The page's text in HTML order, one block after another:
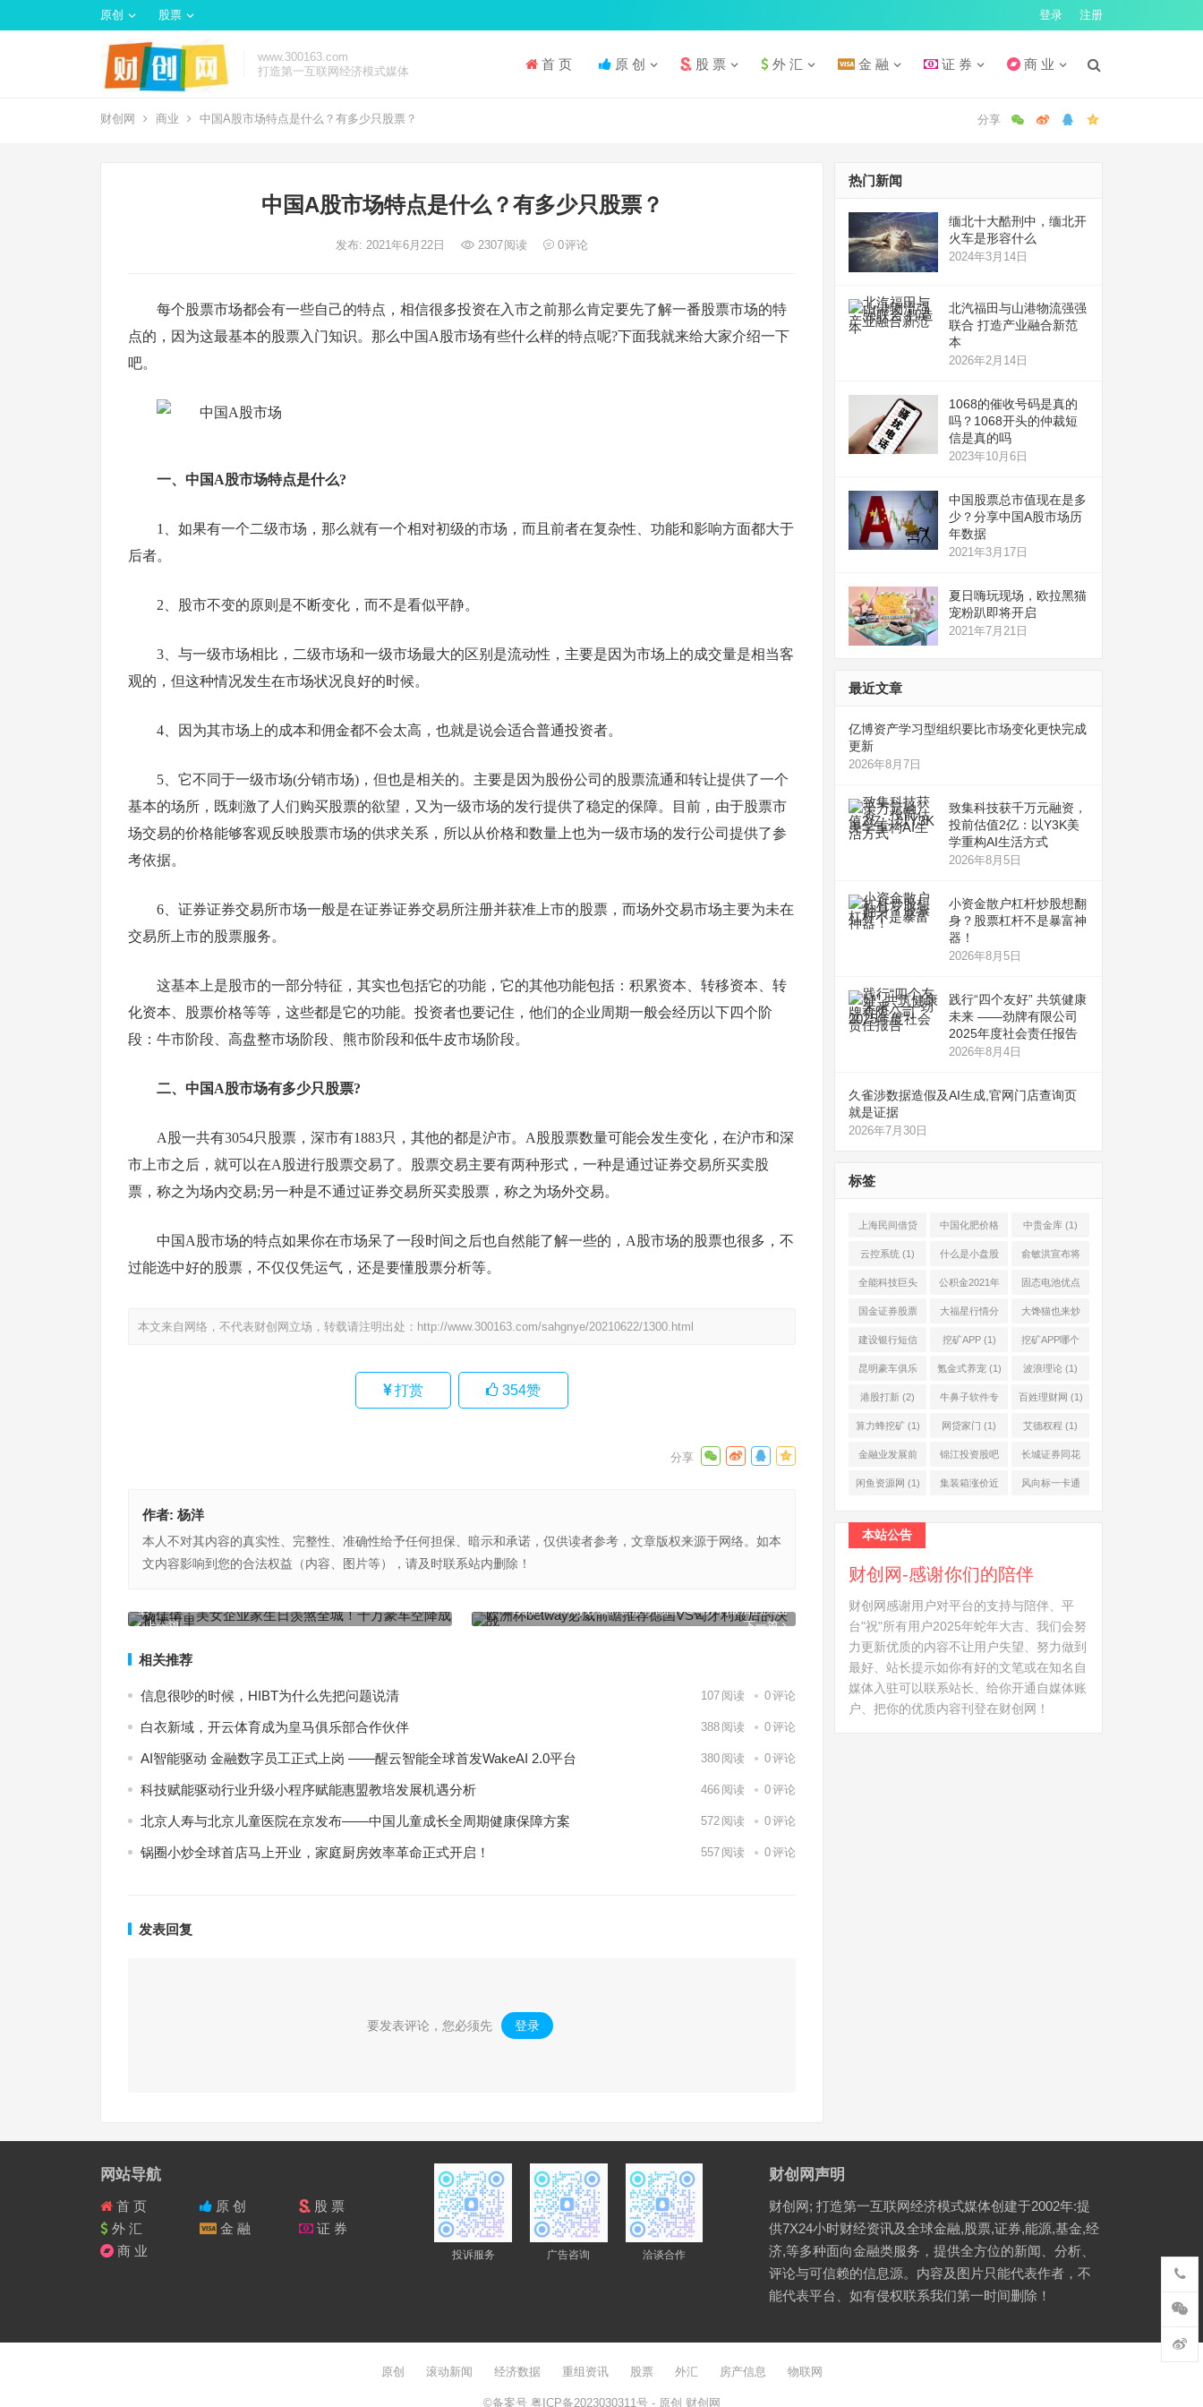
原创 股票 登录 注册
www.300163.com
打造第一互联网经济模式媒体
首 页 原 创 股 票 外 汇 金 融 证 券 商 业
财创网 商业 中国A股市场特点是什么？有多少只股票？
中国A股市场特点是什么？有多少只股票？
发布: 2021年6月22日 2307阅读 0评论
每个股票市场都会有一些自己的特点，相信很多投资在入市之前那么肯定要先了解一番股票市场的特
点的，因为这最基本的股票入门知识。那么中国A股市场有些什么样的特点呢?下面我就来给大家介绍一下
吧。
一、中国A股市场特点是什么?
1、如果有一个二级市场，那么就有一个相对初级的市场，而且前者在复杂性、功能和影响方面都大于
后者。
2、股市不变的原则是不断变化，而不是看似平静。
3、与一级市场相比，二级市场和一级市场最大的区别是流动性，主要是因为市场上的成交量是相当客
观的，但这种情况发生在市场状况良好的时候。
4、因为其市场上的成本和佣金都不会太高，也就是说会适合普通投资者。
5、它不同于一级市场(分销市场)，但也是相关的。主要是因为股份公司的股票流通和转让提供了一个
基本的场所，既刺激了人们购买股票的欲望，又为一级市场的发行提供了稳定的保障。目前，由于股票市
场交易的价格能够客观反映股票市场的供求关系，所以从价格和数量上也为一级市场的发行公司提供了参
考依据。
6、证券证券交易所市场一般是在证券证券交易所注册并获准上市的股票，而场外交易市场主要为未在
交易所上市的股票服务。
这基本上是股市的一部分特征，其实也包括它的功能，它的其他功能包括：积累资本、转移资本、转
化资本、股票价格等等，这些都是它的功能。投资者也要记住，他们的企业周期一般会经历以下四个阶
段：牛市阶段、高盘整市场阶段、熊市阶段和低牛皮市场阶段。
二、中国A股市场有多少只股票?
A股一共有3054只股票，深市有1883只，其他的都是沪市。A股股票数量可能会发生变化，在沪市和深
市上市之后，就可以在A股进行股票交易了。股票交易主要有两种形式，一种是通过证券交易所买卖股
票，称之为场内交易;另一种是不通过证券交易所买卖股票，称之为场外交易。
中国A股市场的特点如果你在市场呆了一段时间之后也自然能了解一些的，A股市场的股票也很多，不
过能选中好的股票，不仅仅凭运气，还是要懂股票分析等。
本文来自网络，不代表财创网立场，转载请注明出处： http://www.300163.com/sahgnye/20210622/1300.html
打赏 354赞
作者: 杨洋
本人不对其内容的真实性、完整性、准确性给予任何担保、暗示和承诺，仅供读者参考，文章版权来源于网络。如本
文内容影响到您的合法权益（内容、图片等），请及时联系站内删除！
上一篇
里
下一篇
欧洲杯betway必威前瞻推荐德国VS匈牙利最后的决战
相关推荐
信息很吵的时候，HIBT为什么先把问题说清 107 阅读 0评论
白衣新域，开云体育成为皇马俱乐部合作伙伴 388 阅读 0评论
AI智能驱动 金融数字员工正式上岗 ——醒云智能全球首发WakeAI 2.0平台 380 阅读 0评论
科技赋能驱动行业升级小程序赋能惠盟教培发展机遇分析 466 阅读 0评论
北京人寿与北京儿童医院在京发布——中国儿童成长全周期健康保障方案 572 阅读 0评论
锅圈小炒全球首店马上开业，家庭厨房效率革命正式开启！ 557 阅读 0评论
发表回复
要发表评论，您必须先 登录 。
热门新闻
缅北十大酷刑中，缅北开
火车是形容什么
2024年3月14日
北汽福田与山港物流强强
联合 打造产业融合新范
本
2026年2月14日
1068的催收号码是真的
吗？1068开头的仲裁短
信是真的吗
2023年10月6日
中国股票总市值现在是多
少？分享中国A股市场历
年数据
2021年3月17日
夏日嗨玩现场，欧拉黑猫
宠粉趴即将开启
2021年7月21日
最近文章
亿博资产学习型组织要比市场变化更快完成
更新
2026年8月7日
致集科技获千万元融资，
投前估值2亿：以Y3K美
学重构AI生活方式
2026年8月5日
小资金散户杠杆炒股想翻
身？股票杠杆不是暴富神
器！
2026年8月5日
践行“四个友好” 共筑健康
未来 ——劲牌有限公司
2025年度社会责任报告
2026年8月4日
久雀涉数据造假及AI生成,官网门店查询页
就是证据
2026年7月30日
标签
上海民间借贷
公司(1)
中国化肥价格
网(1)
中贵金库 (1)
云控系统 (1) 什么是小盘股
(2)
俞敏洪宣布将
退休(1)
全能科技巨头
(1)
公积金2021年
起不允许提取
固态电池优点
(1)
国金证券股票
(2)
大福星行情分
析系统(1)
大馋猫也来炒
股票(1)
建设银行短信
服务费(1)
挖矿APP(1) 挖矿APP哪个
靠谱(1)
昆明豪车俱乐
部(1)
氪金式养宠(1) 波浪理论 (1)
港股打新 (2) 牛鼻子软件专
业版(1)
百姓理财网 (1)
算力蜂挖矿(1) 网贷家门 (1) 艾德权程 (1)
金融业发展前
景(1)
锦江投资股吧
(1)
长城证券同花
顺(1)
闲鱼资源网 (1) 集装箱涨价近 风向标一卡通
本站公告
财创网-感谢你们的陪伴
财创网感谢用户对平台的支持与陪伴、平
台"祝"所有用户2025年蛇年大吉、我们会努
力更新优质的内容不让用户失望、努力做到
最好、站长提示如你有好的文笔或在知名自
媒体入驻可以联系站长、给你开通自媒体账
户、把你的优质内容刊登在财创网！
网站导航
首 页 原 创
股 票
外 汇
金 融
证 券
商 业
投诉服务 广告咨询 洽谈合作
财创网声明
财创网; 打造第一互联网经济模式媒体创建于2002年:提
供7X24小时财经资讯及全球金融,股票,证券,能源,基金,经
济,等多种面向金融类服务，提供全方位的新闻、分析、
评论与可信赖的信息源。内容及图片只能代表作者，不
能代表平台、如有侵权联系我们第一时间删除！
原创 滚动新闻 经济数据 重组资讯 股票 外汇 房产信息 物联网
©备案号 粤ICP备2023030311号 - 原创 财创网